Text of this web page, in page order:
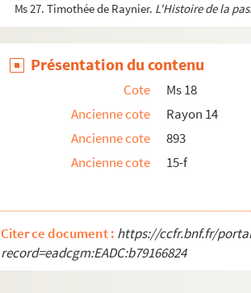
Ms 27. Timothée de Raynier. L'Histoire de la
Présentation du contenu
Cote
Ms 18
Ancienne cote
Rayon 14
Ancienne cote
893
Ancienne cote
15-f
Citer ce document : https://ccfr.bnf.fr/
record=eadcgm:EADC:b79166824